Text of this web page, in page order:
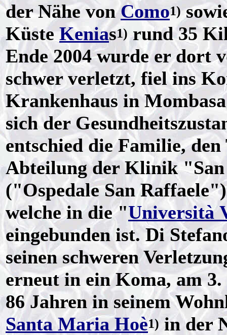
der Nähe vonComo1)
KüsteKenias1) rund 35
Ende 2004 wurde er dort
schwer verletzt, fiel ins
Krankenhaus in
sich der
entschied die Familie,
Abteilung der Klinik
("Ospedale San
welche in die "Università
eingebunden ist. Di
seinen schweren
erneut in ein Koma, am
86 Jahren in seinem
Santa Maria Hoè1) in der